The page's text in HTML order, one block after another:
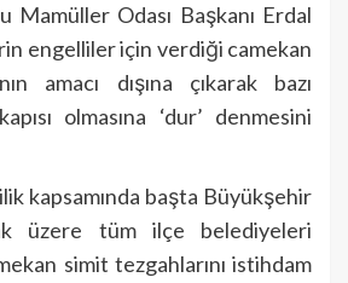
Mamüller Odası Başkanı Erdal
engelliler için verdiği camekan
amacı dışına çıkarak bazı
olmasına ‘dur’ denmesini
kapsamında başta Büyükşehir
üzere tüm ilçe belediyeleri
simit tezgahlarını istihdam